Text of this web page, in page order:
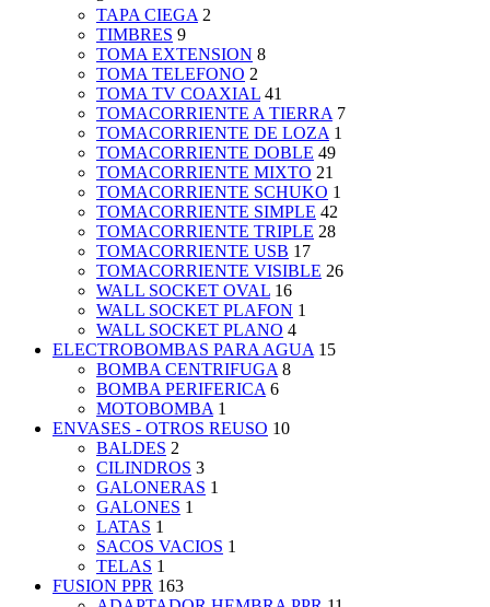
TAPA CIEGA 2
TIMBRES 9
TOMA EXTENSION 8
TOMA TELEFONO 2
TOMA TV COAXIAL 41
TOMACORRIENTE A TIERRA 7
TOMACORRIENTE DE LOZA 1
TOMACORRIENTE DOBLE 49
TOMACORRIENTE MIXTO 21
TOMACORRIENTE SCHUKO 1
TOMACORRIENTE SIMPLE 42
TOMACORRIENTE TRIPLE 28
TOMACORRIENTE USB 17
TOMACORRIENTE VISIBLE 26
WALL SOCKET OVAL 16
WALL SOCKET PLAFON 1
WALL SOCKET PLANO 4
ELECTROBOMBAS PARA AGUA 15
BOMBA CENTRIFUGA 8
BOMBA PERIFERICA 6
MOTOBOMBA 1
ENVASES - OTROS REUSO 10
BALDES 2
CILINDROS 3
GALONERAS 1
GALONES 1
LATAS 1
SACOS VACIOS 1
TELAS 1
FUSION PPR 163